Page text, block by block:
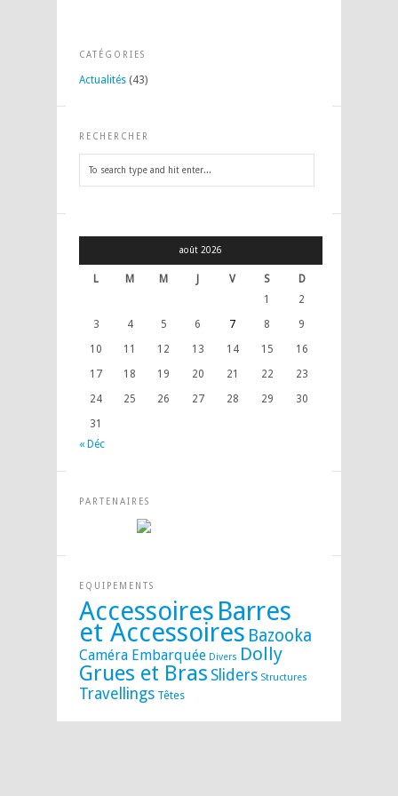
CATÉGORIES
Actualités (43)
RECHERCHER
août 2026
L M M V S
D
1
2
3
4 5 6 7 8
9
10
11 12 13 14 15
16
17
18 19 20 21 22
23
24
25 26 27 28 29
30
31
« Déc
PARTENAIRES
EQUIPEMENTS
Accessoires Barres
et Accessoires Bazooka
Caméra Embarquée Divers Dolly
Grues et Bras Sliders Structures
Travellings Têtes